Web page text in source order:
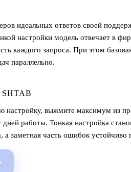
идеальных ответов своей
настройки модель отвечает в
каждого запроса. При этом
параллельно.
настройку, выжмите максимум из
работы. Тонкая настройка
заметная часть ошибок устойчиво